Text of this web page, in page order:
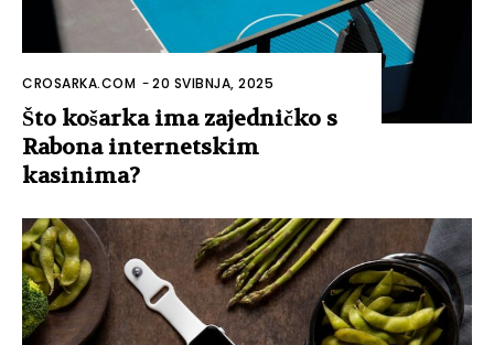
CROSARKA.COM -20 SVIBNJA, 2025
Što košarka ima zajedničko s
Rabona internetskim
kasinima?